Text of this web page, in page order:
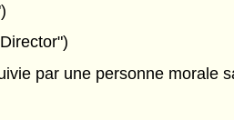
par une personne morale